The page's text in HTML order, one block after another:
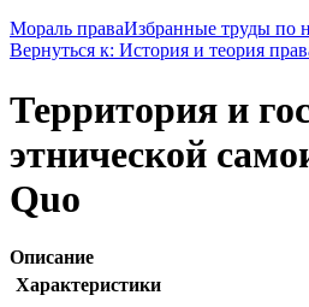
Мораль праваИзбранные труды по
Вернуться к: История и теория
Территория и
этнической
Quo
Описание
Характеристики